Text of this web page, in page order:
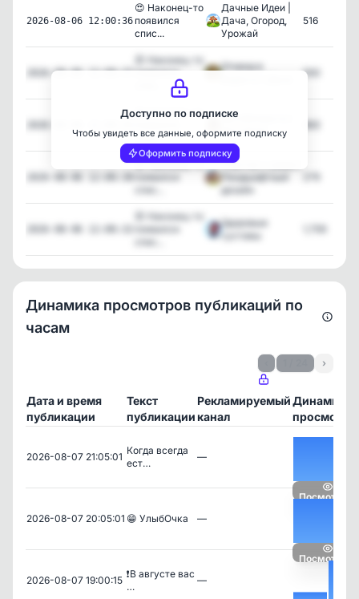
2026-08-06 12:00:36
😍 Наконец-то
появился
спис...
Дачные Идеи |
Дача, Огород,
Урожай
516
2026-08-06 12:00:37
😍 Наконец-то
появился
Огород в
550
😍 Наконец-то
спис...
АвтоХитрости |
АвтоЛеди
663
😍 Наконец-то
Участок с умом |
Ландшафтный
дизайн
😍 Наконец-то
появился
спис...
Здоровые
суставы
1,759
Доступно по подписке
Чтобы увидеть все данные, оформите подписку
Оформить подписку
Динамика просмотров публикаций по
часам
›
Дата и время
публикации
Текст
публикации
Рекламируемый
канал
Динамика
2026-08-07 21:05:01
Когда всегда
ест…
—
Посмотреть
2026-08-07 20:05:01 😁 УлыбОчка —
Посмотреть
2026-08-07 19:00:15
❗️В августе вас
…
—